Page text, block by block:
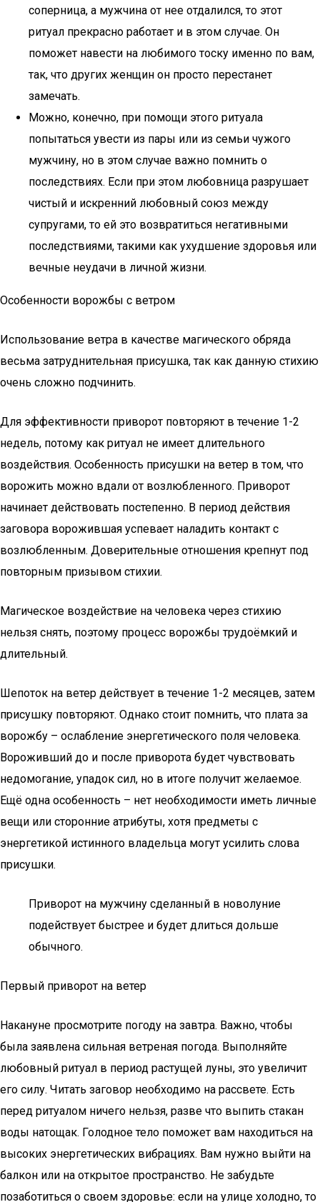
соперница, а мужчина от нее отдалился, то этот
ритуал прекрасно работает и в этом случае. Он
поможет навести на любимого тоску именно по вам,
так, что других женщин он просто перестанет
замечать.
Можно, конечно, при помощи этого ритуала
попытаться увести из пары или из семьи чужого
мужчину, но в этом случае важно помнить о
последствиях. Если при этом любовница разрушает
чистый и искренний любовный союз между
супругами, то ей это возвратиться негативными
последствиями, такими как ухудшение здоровья или
вечные неудачи в личной жизни.
Особенности ворожбы с ветром
Использование ветра в качестве магического обряда
весьма затруднительная присушка, так как данную стихию
очень сложно подчинить.
Для эффективности приворот повторяют в течение 1-2
недель, потому как ритуал не имеет длительного
воздействия. Особенность присушки на ветер в том, что
ворожить можно вдали от возлюбленного. Приворот
начинает действовать постепенно. В период действия
заговора ворожившая успевает наладить контакт с
возлюбленным. Доверительные отношения крепнут под
повторным призывом стихии.
Магическое воздействие на человека через стихию
нельзя снять, поэтому процесс ворожбы трудоёмкий и
длительный.
Шепоток на ветер действует в течение 1-2 месяцев, затем
присушку повторяют. Однако стоит помнить, что плата за
ворожбу – ослабление энергетического поля человека.
Вороживший до и после приворота будет чувствовать
недомогание, упадок сил, но в итоге получит желаемое.
Ещё одна особенность – нет необходимости иметь личные
вещи или сторонние атрибуты, хотя предметы с
энергетикой истинного владельца могут усилить слова
присушки.
Приворот на мужчину сделанный в новолуние
подействует быстрее и будет длиться дольше
обычного.
Первый приворот на ветер
Накануне просмотрите погоду на завтра. Важно, чтобы
была заявлена сильная ветреная погода. Выполняйте
любовный ритуал в период растущей луны, это увеличит
его силу. Читать заговор необходимо на рассвете. Есть
перед ритуалом ничего нельзя, разве что выпить стакан
воды натощак. Голодное тело поможет вам находиться на
высоких энергетических вибрациях. Вам нужно выйти на
балкон или на открытое пространство. Не забудьте
позаботиться о своем здоровье: если на улице холодно, то